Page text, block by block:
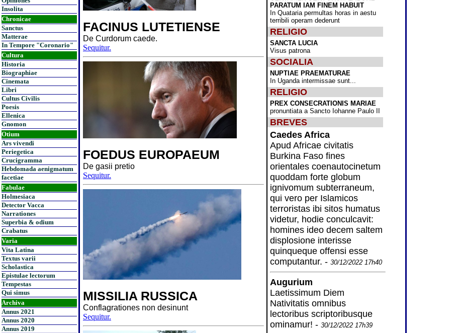
Insolita
Chronicae
Sanctus
Matterae
In Tempore "Coronario"
Cultura
Historia
Biographiae
Cinemata
Libri
Cultus Civilis
Poesis
Ellenica
Gnomon
Otium
Ars vivendi
Periegetica
Crucigramma
Hebdomada aenigmatum
facetiae
Fabulae
Holmesiaca
Detector Vacca
Narrationes
Superbia & odium
Crabatus
Varia
Vita Latina
Textus varii
Scholastica
Epistulae lectorum
Tempestas
Qui simus
Archiva
Annus 2021
Annus 2020
Annus 2019
FACINUS LUTETIENSE
De Curdorum caede.
Sequitur.
FOEDUS EUROPAEUM
De gasii pretio
Sequitur.
MISSILIA RUSSICA
Conflagrationes non desinunt
Sequitur.
PARATUM IAM FINEM HABUIT
In Quataria permultas horas in aestu
terribili operam dederunt
RELIGIO
SANCTA LUCIA
Visus patrona
SOCIALIA
NUPTIAE PRAEMATURAE
In Uganda intermissae sunt...
RELIGIO
PREX CONSECRATIONIS MARIAE
pronuntiata a Sancto Iohanne Paulo II
BREVES
Caedes Africa
Apud Africae civitatis
Burkina Faso fines
orientales coenautocinetum
quoddam forte globum
ignivomum subterraneum,
qui vero per Islamicos
terroristas ibi sitos humatus
videtur, hodie conculcavit:
homines ideo decem saltem
displosione interisse
quinqueque offensi esse
computantur. - 30/12/2022 17h40
Augurium
Laetissimum Diem
Nativitatis omnibus
lectoribus scriptoribusque
ominamur! - 30/12/2022 17h39